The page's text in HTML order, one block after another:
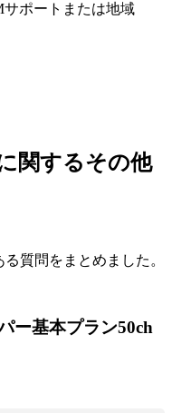
サポートまたは地域
関するその他
質問をまとめました。
ー基本プラン50ch